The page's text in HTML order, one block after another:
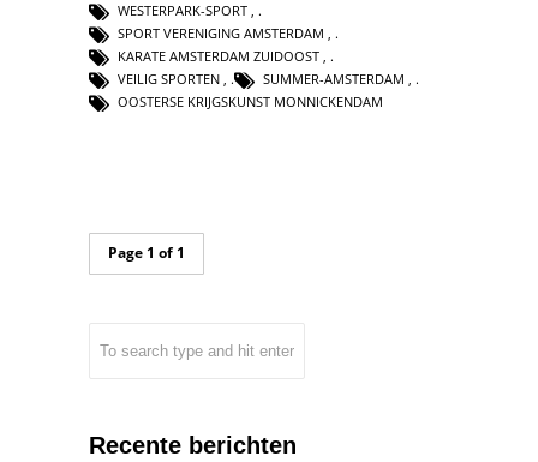
WESTERPARK-SPORT
SPORT VERENIGING AMSTERDAM
KARATE AMSTERDAM ZUIDOOST
VEILIG SPORTEN
SUMMER-AMSTERDAM
OOSTERSE KRIJGSKUNST MONNICKENDAM
Page 1 of 1
Recente berichten